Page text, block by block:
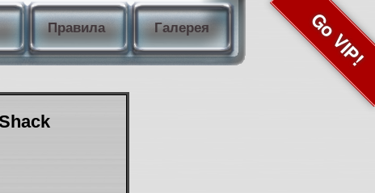
Правила Галерея Go VIP!